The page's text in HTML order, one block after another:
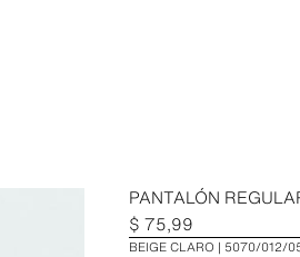
PANTALÓN
$ 75,99
BEIGE CLARO 5070/012/